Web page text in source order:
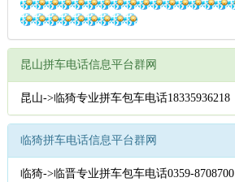
昆山拼车电话信息平台群网
昆山->临猗专业拼车包车电话18335936218
临猗拼车电话信息平台群网
临猗->临晋专业拼车包车电话0359-8708700